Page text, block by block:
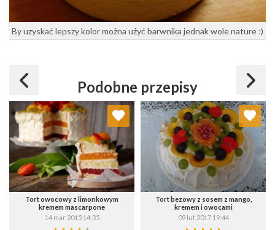
By uzyskać lepszy kolor można użyć barwnika jednak wole nature :)
Podobne przepisy
Tort owocowy z limonkowym
kremem mascarpone
14 mar 2015 14:35
Dodaj do ulubionych
Wybierz listę:
Tort bezowy z sosem z mango,
kremem i owocami
09 lut 2017 19:44
Dodaj do ulubionych
Wybierz listę: